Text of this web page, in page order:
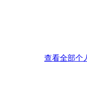
查看全部个